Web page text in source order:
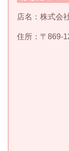
店名：株式会
住所：〒869-